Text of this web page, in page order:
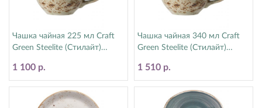
Чашка чайная 225 мл Craft
Green Steelite (Стилайт)
1 100 р.
Чашка чайная 340 мл Craft
Green Steelite (Стилайт)
1 510 р.